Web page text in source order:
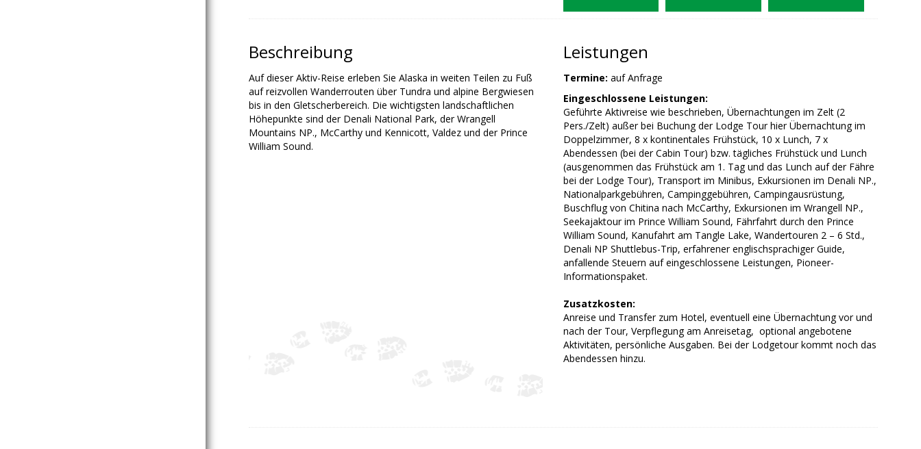
Beschreibung
Auf dieser Aktiv-Reise erleben Sie Alaska in weiten Teilen zu Fuß
auf reizvollen Wanderrouten über Tundra und alpine Bergwiesen
bis in den Gletscherbereich. Die wichtigsten landschaftlichen
Höhepunkte sind der Denali National Park, der Wrangell
Mountains NP., McCarthy und Kennicott, Valdez und der Prince
William Sound.
Leistungen
Termine: auf Anfrage
Eingeschlossene Leistungen:
Geführte Aktivreise wie beschrieben, Übernachtungen im Zelt (2
Pers./Zelt) außer bei Buchung der Lodge Tour hier Übernachtung im
Doppelzimmer, 8 x kontinentales Frühstück, 10 x Lunch, 7 x
Abendessen (bei der Cabin Tour) bzw. tägliches Frühstück und Lunch
(ausgenommen das Frühstück am 1. Tag und das Lunch auf der Fähre
bei der Lodge Tour), Transport im Minibus, Exkursionen im Denali NP.,
Nationalparkgebühren, Campinggebühren, Campingausrüstung,
Buschflug von Chitina nach McCarthy, Exkursionen im Wrangell NP.,
Seekajaktour im Prince William Sound, Fährfahrt durch den Prince
William Sound, Kanufahrt am Tangle Lake, Wandertouren 2 – 6 Std.,
Denali NP Shuttlebus-Trip, erfahrener englischsprachiger Guide,
anfallende Steuern auf eingeschlossene Leistungen, Pioneer-
Informationspaket.
Zusatzkosten:
Anreise und Transfer zum Hotel, eventuell eine Übernachtung vor und
nach der Tour, Verpflegung am Anreisetag, optional angebotene
Aktivitäten, persönliche Ausgaben. Bei der Lodgetour kommt noch das
Abendessen hinzu.